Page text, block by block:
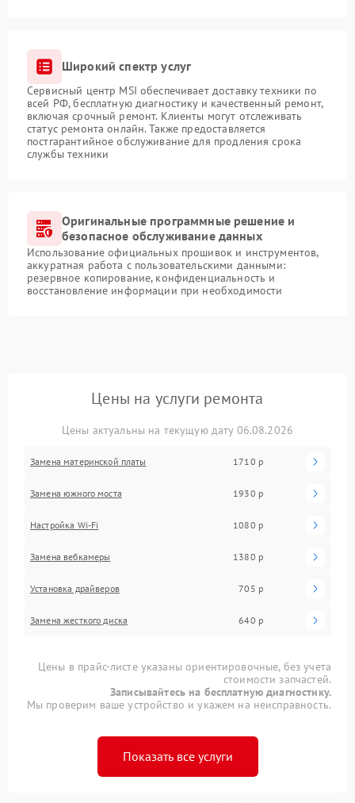
Широкий спектр услуг
Сервисный центр MSI обеспечивает доставку техники по
всей РФ, бесплатную диагностику и качественный ремонт,
включая срочный ремонт. Клиенты могут отслеживать
статус ремонта онлайн. Также предоставляется
постгарантийное обслуживание для продления срока
службы техники
Оригинальные программные решение и
безопасное обслуживание данных
Использование официальных прошивок и инструментов,
аккуратная работа с пользовательскими данными:
резервное копирование, конфиденциальность и
восстановление информации при необходимости
Цены на услуги ремонта
Цены актуальны на текущую дату 06.08.2026
Замена материнской платы 1710 р
Замена южного моста 1930 р
Настройка Wi-Fi 1080 р
Замена вебкамеры 1380 р
Установка драйверов 705 р
Замена жесткого диска 640 р
Цены в прайс-листе указаны ориентировочные, без учета
стоимости запчастей.
Записывайтесь на бесплатную диагностику.
Мы проверим ваше устройство и укажем на неисправность.
Показать все услуги